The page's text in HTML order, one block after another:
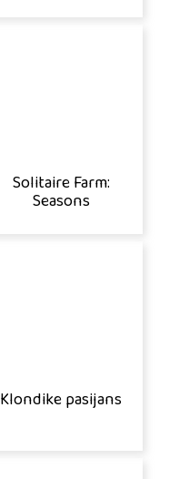
Solitaire Farm:
Seasons
Klondike pasijans